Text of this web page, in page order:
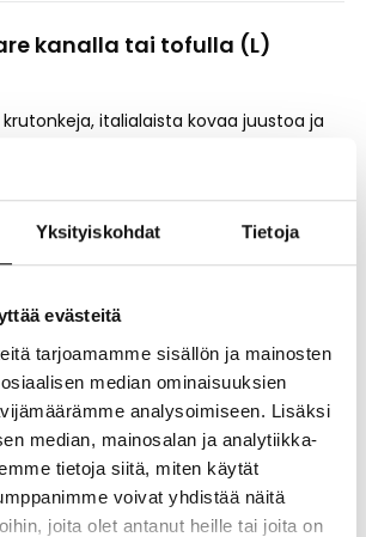
Yksityiskohdat Tietoja
evästeitä
tarjoamamme sisällön ja mainosten
median ominaisuuksien
analysoimiseen. Lisäksi
median, mainosalan ja analytiikka-
tietoja siitä, miten käytät
voivat yhdistää näitä
joita olet antanut heille tai joita on
kanalla tai tofulla (L)
italialaista kovaa juustoa ja
kanalla tai tofulla (L, VE)
Vapianon balsamietikka-
lisukkeena täyteläistä hummusta.
lisukkeena munaa,
ja persiljaa.